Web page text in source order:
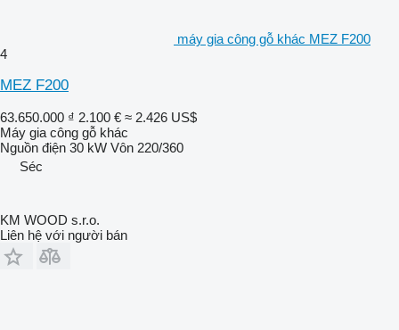
máy gia công gỗ khác MEZ F200
4
MEZ F200
63.650.000 ₫ 2.100 € ≈ 2.426 US$
Máy gia công gỗ khác
Nguồn điện 30 kW Vôn 220/360
Séc
KM WOOD s.r.o.
Liên hệ với người bán